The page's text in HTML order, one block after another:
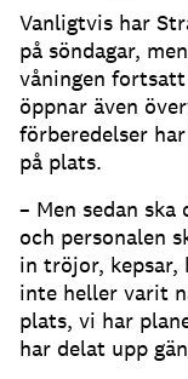
Vanligtvis har
på söndagar,
våningen
öppnar även
förberedelser
på plats.
– Men sedan
och personalen
in tröjor, kepsar,
inte heller varit
plats, vi har
har delat upp